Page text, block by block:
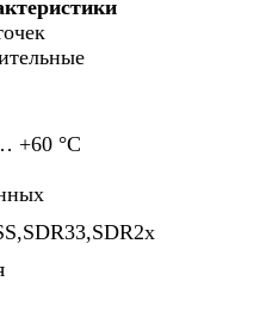
+60 °С